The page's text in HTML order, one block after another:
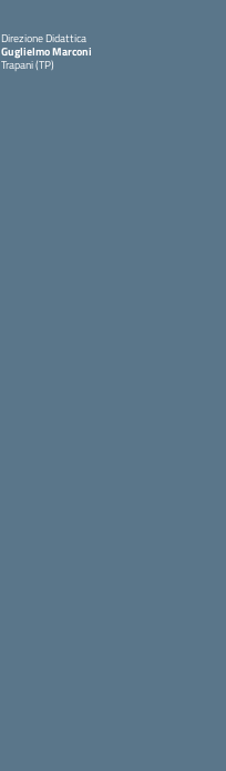
Direzione Didattica
Guglielmo Marconi
Trapani (TP)